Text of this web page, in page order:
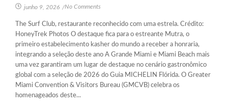
junho 9, 2026 /No Comments
The Surf Club, restaurante reconhecido com uma estrela. Crédito:
HoneyTrek Photos O destaque fica para o estreante Mutra, o
primeiro estabelecimento kasher do mundo a receber a honraria,
integrando a seleção deste ano A Grande Miami e Miami Beach mais
uma vez garantiram um lugar de destaque no cenário gastronômico
global com a seleção de 2026 do Guia MICHELIN Flórida. O Greater
Miami Convention & Visitors Bureau (GMCVB) celebra os
homenageados deste...